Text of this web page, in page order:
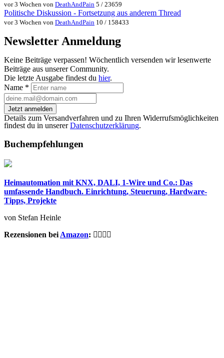
vor 3 Wochen von DeathAndPain 5 / 23659
Politische Diskussion - Fortsetzung aus anderem Thread
vor 3 Wochen von DeathAndPain 10 / 158433
Newsletter Anmeldung
Keine Beiträge verpassen! Wöchentlich versenden wir lesenwerte
Beiträge aus unserer Community.
Die letzte Ausgabe findest du hier.
Name *
Jetzt anmelden
Details zum Versandverfahren und zu Ihren Widerrufsmöglichkeiten
findest du in unsererDatenschutzerklärung.
Buchempfehlungen
Heimautomation mit KNX, DALI, 1-Wire und Co.: Das
umfassende Handbuch. Einrichtung, Steuerung, Hardware-
Tipps, Projekte
von Stefan Heinle
Rezensionen bei Amazon: